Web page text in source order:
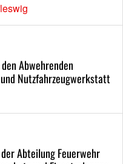
Abwehrenden
Nutzfahrzeugwerkstatt
Abteilung Feuerwehr